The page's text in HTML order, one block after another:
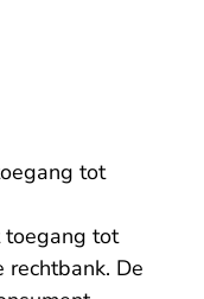
tot
toegang tot
De